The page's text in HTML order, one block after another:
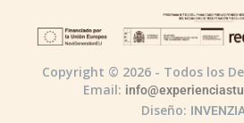
Copyright © 2026 - Todos los
Email:
Diseño: